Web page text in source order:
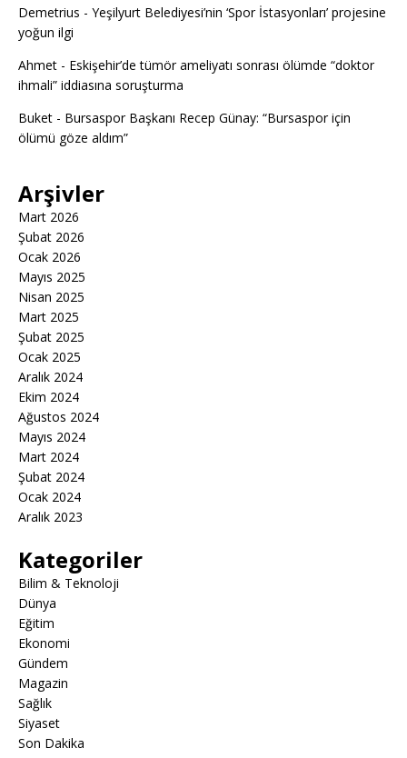
Demetrius - Yeşilyurt Belediyesi’nin ‘Spor İstasyonları’ projesine
yoğun ilgi
Ahmet - Eskişehir’de tümör ameliyatı sonrası ölümde “doktor
ihmali” iddiasına soruşturma
Buket - Bursaspor Başkanı Recep Günay: “Bursaspor için
ölümü göze aldım”
Arşivler
Mart 2026
Şubat 2026
Ocak 2026
Mayıs 2025
Nisan 2025
Mart 2025
Şubat 2025
Ocak 2025
Aralık 2024
Ekim 2024
Ağustos 2024
Mayıs 2024
Mart 2024
Şubat 2024
Ocak 2024
Aralık 2023
Kategoriler
Bilim & Teknoloji
Dünya
Eğitim
Ekonomi
Gündem
Magazin
Sağlık
Siyaset
Son Dakika